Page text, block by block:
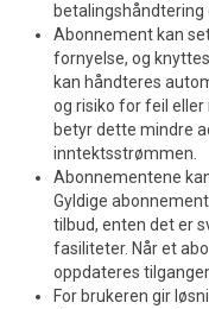
betalingshåndtering
Abonnement kan
fornyelse, og
kan håndteres
og risiko for feil
betyr dette mindre
inntektsstrømmen.
Abonnementene
Gyldige
tilbud, enten det er
fasiliteter. Når et
oppdateres
For brukeren gir